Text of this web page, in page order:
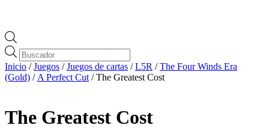
Búsqueda
de
productos
Inicio /Juegos /Juegos de cartas /L5R /The Four Winds Era
(Gold) / A Perfect Cut / The Greatest Cost
The Greatest Cost